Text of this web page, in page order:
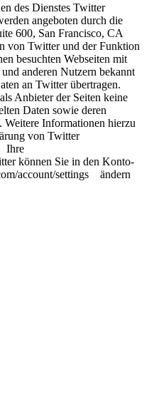
des Dienstes Twitter
angeboten durch die
600, San Francisco, CA
von Twitter und der Funktion
besuchten Webseiten mit
anderen Nutzern bekannt
an Twitter übertragen.
Anbieter der Seiten keine
Daten sowie deren
Informationen hierzu
von Twitter
Ihre
können Sie in den Konto-
account/settings ändern